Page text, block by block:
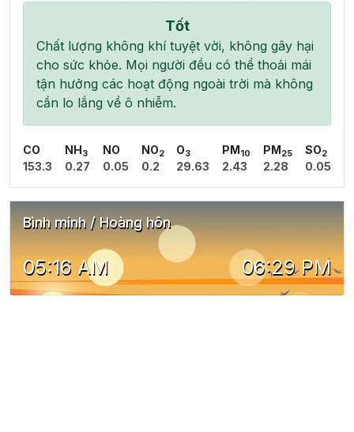
Tốt
Chất lượng không khí tuyệt vời, không gây hại
cho sức khỏe. Mọi người đều có thể thoải mái
tận hưởng các hoạt động ngoài trời mà không
cần lo lắng về ô nhiễm.
CO
153.3
NH 3
0.27
NO
0.05
NO2
0.2
O3
29.63
PM 10
2.43
PM 25
2.28
SO2
0.05
Bình minh / Hoàng hôn
05:16 AM 06:29 PM